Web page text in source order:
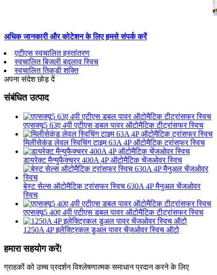
अधिक जानकारी और कोटेशन के लिए हमसे संपर्क करें
एटीएस स्वचालित हस्तांतरण
स्वचालित बिजली बदलाव स्विच
स्वचालित तिकड़ी शक्ति
अपना संदेश छोड़ दें
संबंधित उत्पाद
एएसक्यू5 63ए 4पी एटीएस डबल पावर ऑटोमैटिक टीट्रांसफर स्विच
मिलीसेकंड लेवल स्विचिंग टाइम 63A 4P ऑटोमैटिक ट्रांसफर स्विच
डायरेक्ट मैन्युफैक्चरर 400A 4P ऑटोमैटिक चेंजओवर स्विच
बेस्ट सेल्स ऑटोमैटिक ट्रांसफर स्विच 630A 4P मैनुअल चेंजओवर
स्विच
एएसक्यू5 40ए 4पी एटीएस डबल पावर ऑटोमैटिक टीट्रांसफर स्विच
1250A 4P इलेक्ट्रिकल डुअल पावर चेंजओवर स्विच ऑटो
हमारा सहयोग करें!
ग्राहकों को उच्च प्रदर्शन विश्लेषणात्मक समाधान प्रदान करने के लिए